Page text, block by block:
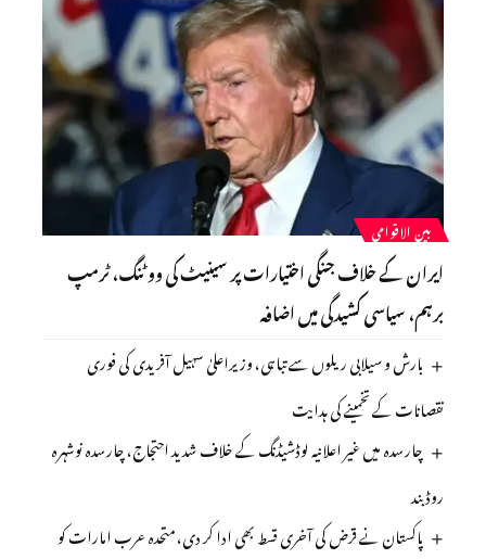
بین الاقوامی
ایران کے خلاف جنگی اختیارات پر سینیٹ کی ووٹنگ، ٹرمپ
برہم، سیاسی کشیدگی میں اضافہ
بارش و سیلابی ریلوں سے تباہی، وزیراعلیٰ سہیل آفریدی کی فوری
نقصانات کے تخمینے کی ہدایت
چارسدہ میں غیر اعلانیہ لوڈشیڈنگ کے خلاف شدید احتجاج، چارسدہ نوشہرہ
روڈ بند
پاکستان نے قرض کی آخری قسط بھی ادا کر دی، متحدہ عرب امارات کو